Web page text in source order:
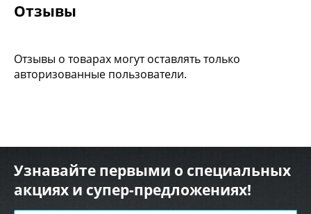
Отзывы
Отзывы о товарах могут оставлять только
авторизованные пользователи.
Узнавайте первыми о специальных
акциях и супер-предложениях!